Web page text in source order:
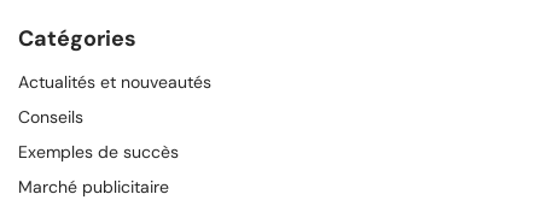
Catégories
Actualités et nouveautés
Conseils
Exemples de succès
Marché publicitaire